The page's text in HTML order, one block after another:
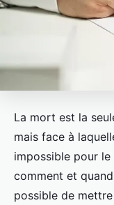
La mort est la
mais face à
impossible pour
comment et
possible de